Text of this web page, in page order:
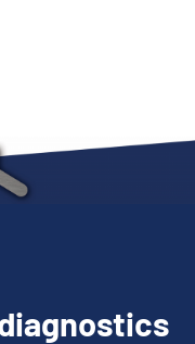
diagnostics